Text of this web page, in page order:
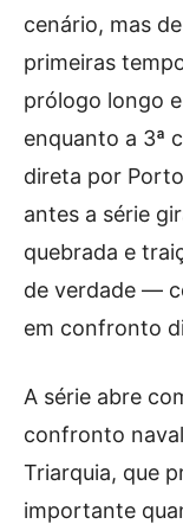
cenário, mas
primeiras
prólogo longo
enquanto a 3ª
direta por
antes a série
quebrada e
de verdade —
em confronto
A série abre
confronto
Triarquia, que
importante